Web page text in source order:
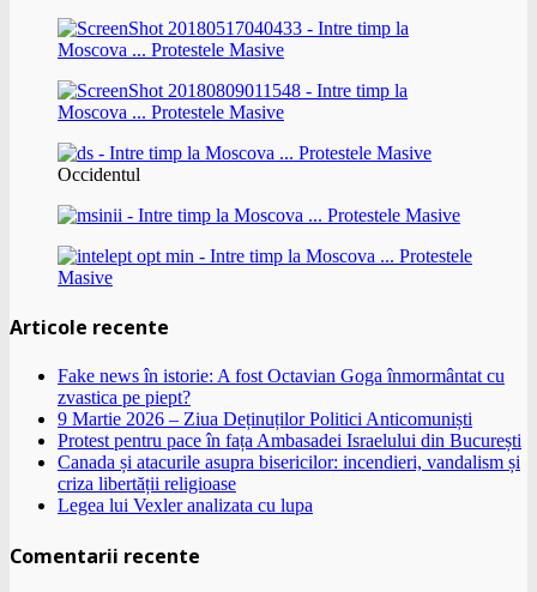
Occidentul
Articole recente
Fake news în istorie: A fost Octavian Goga înmormântat cu
zvastica pe piept?
9 Martie 2026 – Ziua Deținuților Politici Anticomuniști
Protest pentru pace în fața Ambasadei Israelului din București
Canada și atacurile asupra bisericilor: incendieri, vandalism și
criza libertății religioase
Legea lui Vexler analizata cu lupa
Comentarii recente